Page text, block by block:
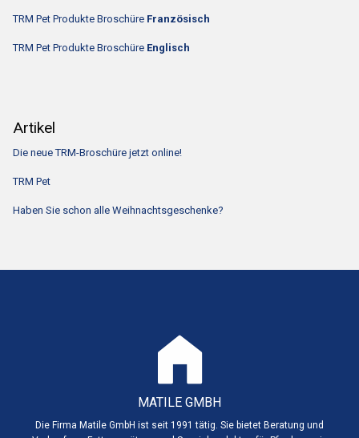
TRM Pet Produkte Broschüre Französisch
TRM Pet Produkte Broschüre Engl isch
Artikel
Die neue TRM-Broschüre jetzt online!
TRM Pet
Haben Sie schon alle Weihnachtsgeschenke?
MATILE GMBH
Die Firma Matile GmbH ist seit 1991 tätig. Sie bietet Beratung und